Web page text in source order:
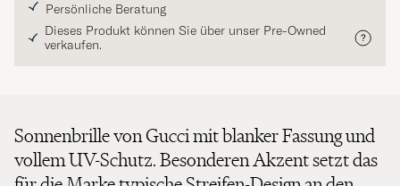
Persönliche Beratung
Dieses Produkt können Sie über unser Pre-Owned
verkaufen.
Sonnenbrille von Gucci mit blanker Fassung und
vollem UV-Schutz. Besonderen Akzent setzt das